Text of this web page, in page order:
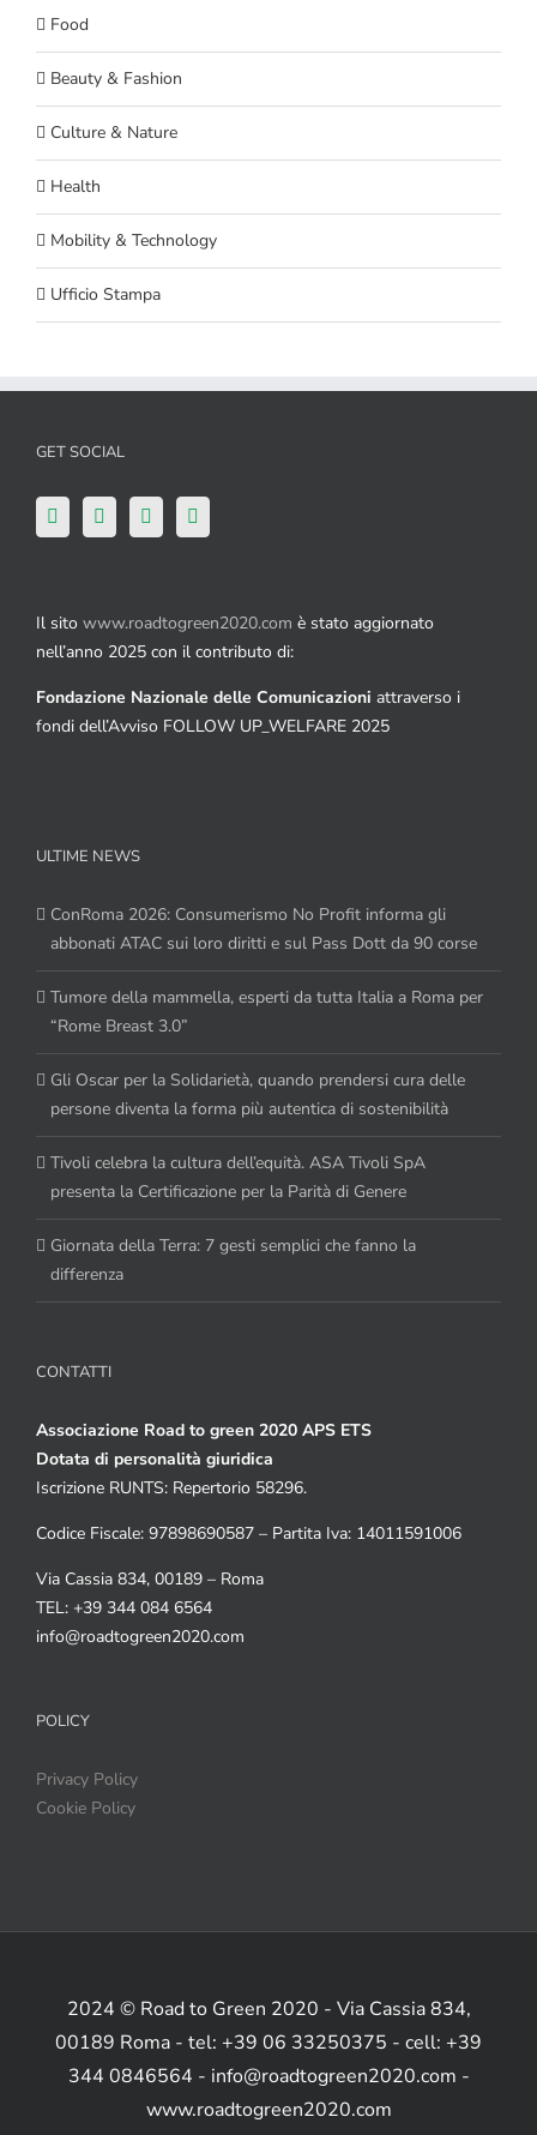
Food
Beauty & Fashion
Culture & Nature
Health
Mobility & Technology
Ufficio Stampa
GET SOCIAL
Il sito www.roadtogreen2020.com è stato aggiornato
nell’anno 2025 con il contributo di:
Fondazione Nazionale delle Comunicazioni attraverso i
fondi dell’Avviso FOLLOW UP_WELFARE 2025
ULTIME NEWS
ConRoma 2026: Consumerismo No Profit informa gli
abbonati ATAC sui loro diritti e sul Pass Dott da 90 corse
Tumore della mammella, esperti da tutta Italia a Roma per
“Rome Breast 3.0”
Gli Oscar per la Solidarietà, quando prendersi cura delle
persone diventa la forma più autentica di sostenibilità
Tivoli celebra la cultura dell’equità. ASA Tivoli SpA
presenta la Certificazione per la Parità di Genere
Giornata della Terra: 7 gesti semplici che fanno la
differenza
CONTATTI
Associazione Road to green 2020 APS ETS
Dotata di personalità giuridica
Iscrizione RUNTS: Repertorio 58296.
Codice Fiscale: 97898690587 – Partita Iva: 14011591006
Via Cassia 834, 00189 – Roma
TEL: +39 344 084 6564
info@roadtogreen2020.com
POLICY
Privacy Policy
Cookie Policy
2024 © Road to Green 2020 - Via Cassia 834,
00189 Roma - tel: +39 06 33250375 - cell: +39
344 0846564 - info@roadtogreen2020.com -
www.roadtogreen2020.com